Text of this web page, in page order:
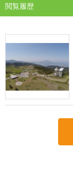
閲覧履歴